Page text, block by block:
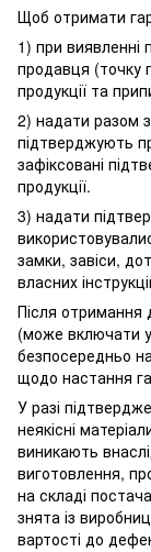
Щоб отримати
1) при виявленні
продавця (точку
продукції та
2) надати разом
підтверджують
зафіксовані
продукції.
3) надати
замки, завіси,
власних
Після отримання
(може включати
безпосередньо
щодо настання
У разі
неякісні
виникають
виготовлення,
на складі
знята із
вартості до